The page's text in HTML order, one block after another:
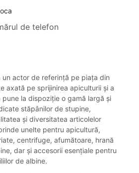
de telefon
un actor de referință pe piața din
axată pe sprijinirea apiculturii și a
la dispoziție o gamă largă și
stăpânilor de stupine,
și diversitatea articolelor
unelte pentru apicultură,
centrifuge, afumătoare, hrană
dar și accesorii esențiale pentru
de albine.